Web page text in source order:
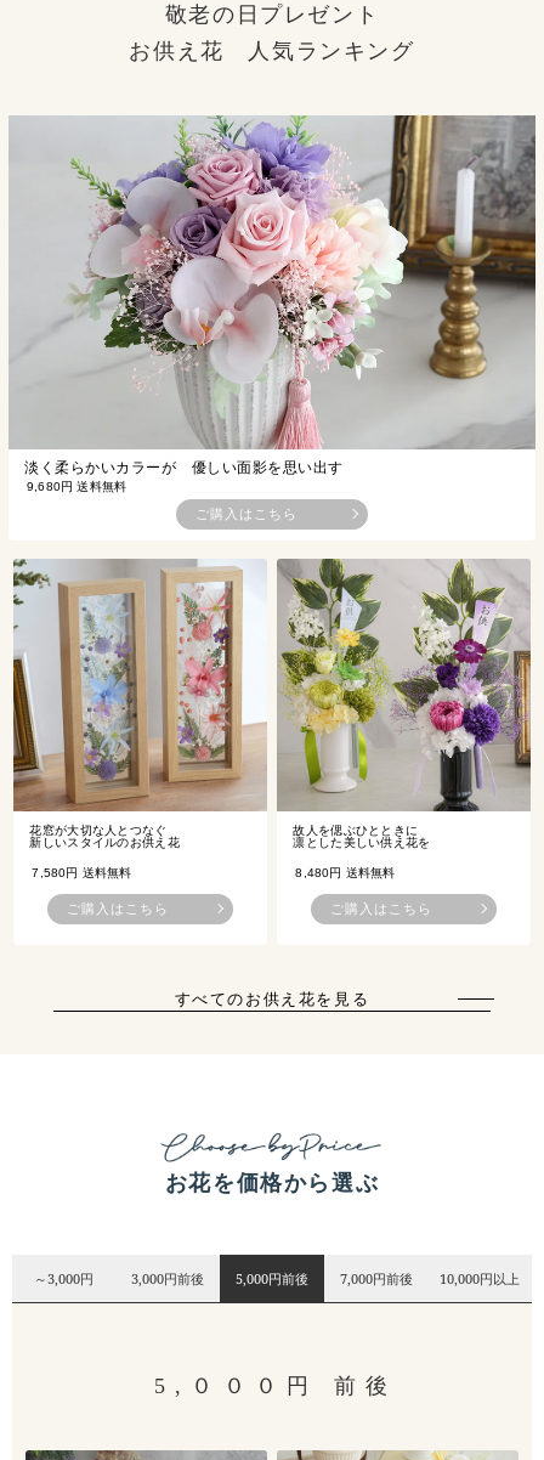
敬老の日プレゼント
お供え花 人気ランキング
淡く柔らかいカラーが 優しい面影を思い出す
9,680円 送料無料
ご購入はこちら
花窓が大切な人とつなぐ
新しいスタイルのお供え花
7,580円 送料無料
ご購入はこちら
故人を偲ぶひとときに
凛とした美しい供え花を
8,480円 送料無料
ご購入はこちら
すべてのお供え花を見る
お花を価格から選ぶ
～3,000円 3,000円前後 5,000円前後 7,000円前後 10,000円以上
5 , ０ ０ ０ 円 前 後